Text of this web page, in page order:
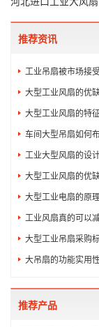
推荐资讯
工业吊扇被市场接
大型工业风扇的优
大型工业风扇的特
车间大型吊扇如何
工业大型风扇的设
大型工业风扇的优
大型工业电扇的原
工业风扇真的可以
大型工业吊扇采购
大吊扇的功能实用性
推荐产品